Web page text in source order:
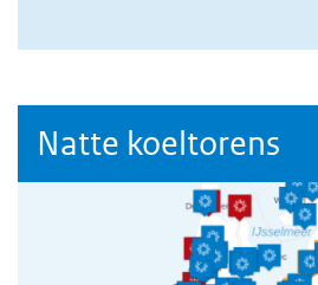
Natte koeltorens